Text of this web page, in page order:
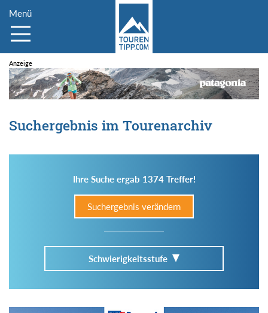
Menü
Suchergebnis im Tourenarchiv
Ihre Suche ergab 1374 Treffer!
Suchergebnis verändern
Schwierigkeitsstufe